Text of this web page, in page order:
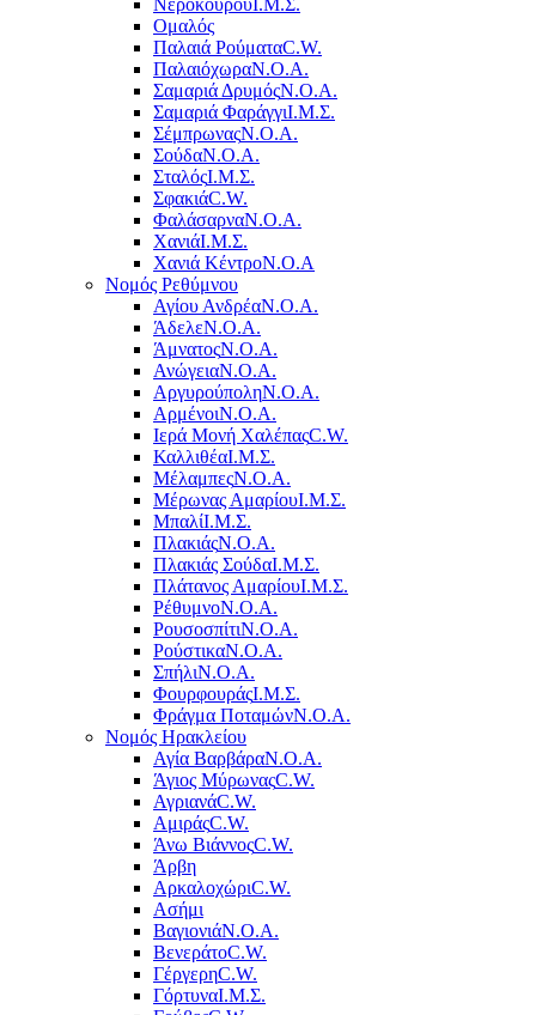
ΝεροκούρουΙ.Μ.Σ.
Ομαλός
Παλαιά ΡούματαC.W.
ΠαλαιόχωραΝ.Ο.Α.
Σαμαριά ΔρυμόςΝ.Ο.Α.
Σαμαριά ΦαράγγιΙ.Μ.Σ.
ΣέμπρωναςΝ.Ο.Α.
ΣούδαΝ.Ο.Α.
ΣταλόςΙ.Μ.Σ.
ΣφακιάC.W.
ΦαλάσαρναΝ.Ο.Α.
ΧανιάΙ.Μ.Σ.
Χανιά ΚέντροN.O.A
Νομός Ρεθύμνου
Αγίου ΑνδρέαΝ.Ο.Α.
ΆδελεΝ.Ο.Α.
ΆμνατοςΝ.Ο.Α.
ΑνώγειαΝ.Ο.Α.
ΑργυρούποληΝ.Ο.Α.
ΑρμένοιΝ.Ο.Α.
Ιερά Μονή ΧαλέπαςC.W.
ΚαλλιθέαΙ.Μ.Σ.
ΜέλαμπεςΝ.Ο.Α.
Μέρωνας ΑμαρίουΙ.Μ.Σ.
ΜπαλίΙ.Μ.Σ.
ΠλακιάςΝ.Ο.Α.
Πλακιάς ΣούδαΙ.Μ.Σ.
Πλάτανος ΑμαρίουΙ.Μ.Σ.
ΡέθυμνοΝ.Ο.Α.
ΡουσοσπίτιΝ.Ο.Α.
ΡούστικαΝ.Ο.Α.
ΣπήλιΝ.Ο.Α.
ΦουρφουράςΙ.Μ.Σ.
Φράγμα ΠοταμώνΝ.Ο.Α.
Νομός Ηρακλείου
Αγία ΒαρβάραΝ.Ο.Α.
Άγιος ΜύρωναςC.W.
ΑγριανάC.W.
ΑμιράςC.W.
Άνω ΒιάννοςC.W.
Άρβη
ΑρκαλοχώριC.W.
Ασήμι
ΒαγιονιάΝ.Ο.Α.
ΒενεράτοC.W.
ΓέργερηC.W.
ΓόρτυναΙ.Μ.Σ.